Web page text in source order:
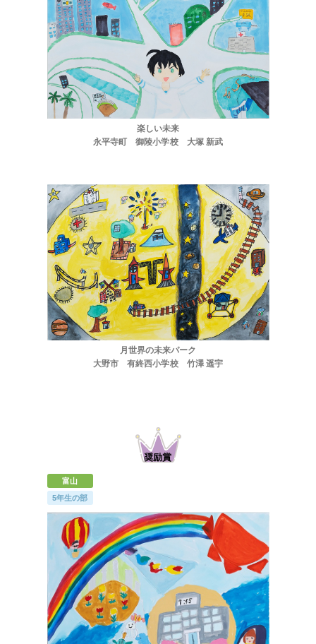
楽しい未来
永平寺町 御陵小学校 大塚 新武
月世界の未来パーク
大野市 有終西小学校 竹澤 遥宇
富山
5年生の部